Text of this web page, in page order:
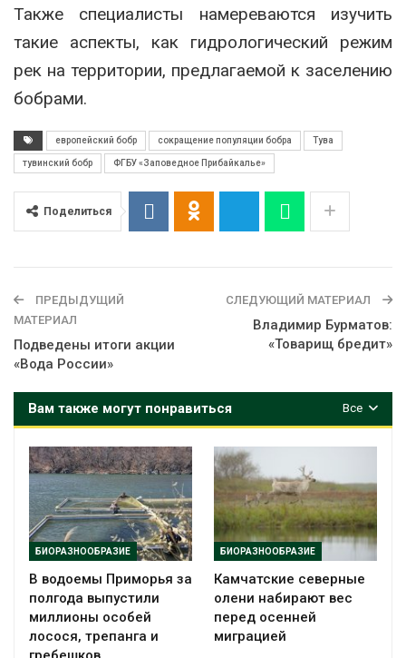
Также специалисты намереваются изучить
такие аспекты, как гидрологический режим
рек на территории, предлагаемой к заселению
бобрами.
европейский бобр сокращение популяции бобра Тува
тувинский бобр ФГБУ «Заповедное Прибайкалье»
Поделиться
ПРЕДЫДУЩИЙ
МАТЕРИАЛ
Подведены итоги акции
«Вода России»
СЛЕДУЮЩИЙ МАТЕРИАЛ
Владимир Бурматов:
«Товарищ бредит»
Все
Вам также могут понравиться
БИОРАЗНООБРАЗИЕ
В водоемы Приморья за
полгода выпустили
миллионы особей
лосося, трепанга и
БИОРАЗНООБРАЗИЕ
Камчатские северные
олени набирают вес
перед осенней
миграцией